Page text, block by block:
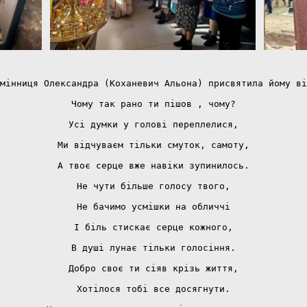
Олександра (Коханевич Альона) присвятила йому
Чому так рано ти пішов , чому?
Усі думки у голові переплелися,
Ми відчуваєм тільки смуток, самоту,
А твоє серце вже навіки зупинилось.
Не чути більше голосу твого,
Не бачимо усмішки на обличчі
І біль стискає серце кожного,
В душі лунає тільки голосіння.
Добро своє ти сіяв крізь життя,
Хотілося тобі все досягнути.